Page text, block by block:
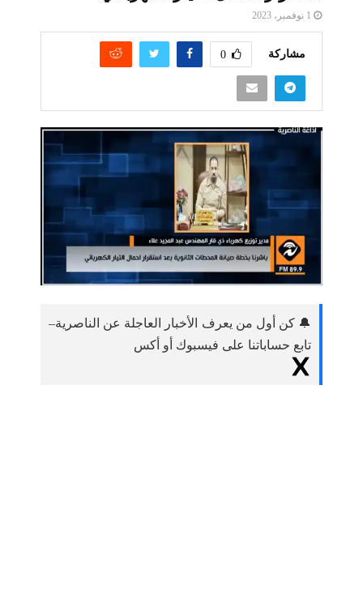
1 نوفمبر، 2023
مشاركة 0
🔔 كن أول من يعرف الأخبار العاجلة عن الناصرية–
تابع حساباتنا على فيسبوك أو أكس